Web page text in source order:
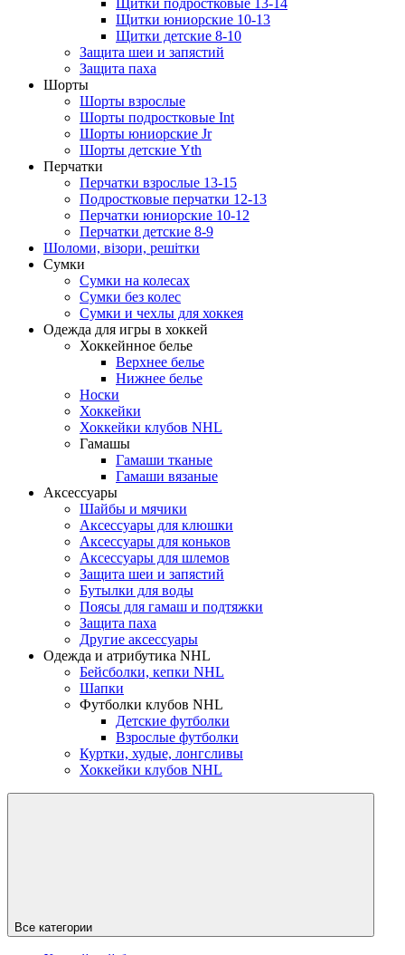
Щитки юниорские 10-13
Щитки детские 8-10
Защита шеи и запястий
Защита паха
Шорты
Шорты взрослые
Шорты подростковые Int
Шорты юниорские Jr
Шорты детские Yth
Перчатки
Перчатки взрослые 13-15
Подростковые перчатки 12-13
Перчатки юниорские 10-12
Перчатки детские 8-9
Шоломи, візори, решітки
Сумки
Сумки на колесах
Сумки без колес
Сумки и чехлы для хоккея
Одежда для игры в хоккей
Хоккейнное белье
Верхнее белье
Нижнее белье
Носки
Хоккейки
Хоккейки клубов NHL
Гамашы
Гамаши тканые
Гамаши вязаные
Аксессуары
Шайбы и мячики
Аксессуары для клюшки
Аксессуары для коньков
Аксессуары для шлемов
Защита шеи и запястий
Бутылки для воды
Поясы для гамаш и подтяжки
Защита паха
Другие аксессуары
Одежда и атрибутика NHL
Бейсболки, кепки NHL
Шапки
Футболки клубов NHL
Детские футболки
Взрослые футболки
Куртки, худые, лонгсливы
Хоккейки клубов NHL
Все категории